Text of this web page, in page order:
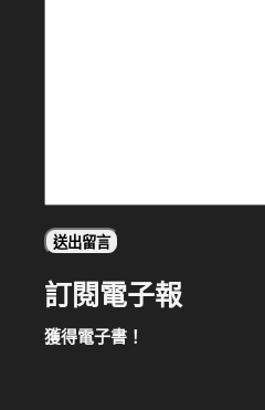
訂閱電子報
獲得電子書！